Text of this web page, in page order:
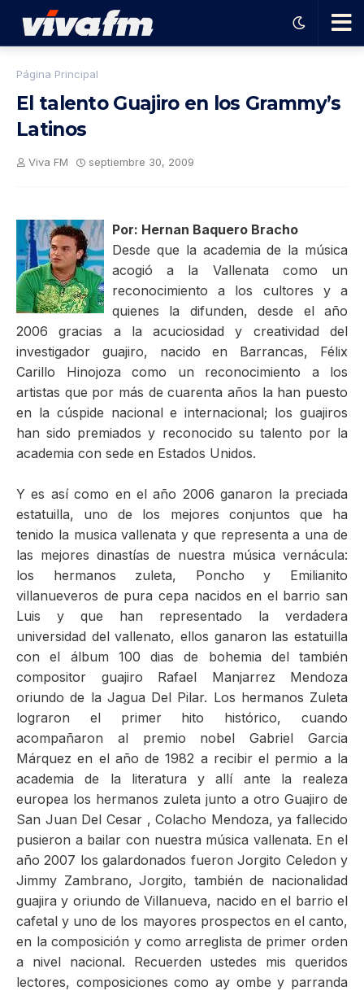
Ha
el
pro
gra
ma
Página Principal
El talento Guajiro en los Grammy’s
Latinos
Viva FM septiembre 30, 2009
Por: Hernan Baquero Bracho
Desde que la academia de la música
acogió a la Vallenata como un
reconocimiento a los cultores y a
quienes la difunden, desde el año
2006 gracias a la acuciosidad y creatividad del
investigador guajiro, nacido en Barrancas, Félix
Carillo Hinojoza como un reconocimiento a los
artistas que por más de cuarenta años la han puesto
en la cúspide nacional e internacional; los guajiros
han sido premiados y reconocido su talento por la
academia con sede en Estados Unidos.
Y es así como en el año 2006 ganaron la preciada
estatuilla, uno de los mejores conjuntos que ha
tenido la musica vallenata y que representa a una de
las mejores dinastías de nuestra música vernácula:
los hermanos zuleta, Poncho y Emilianito
villanueveros de pura cepa nacidos en el barrio san
Luis y que han representado la verdadera
universidad del vallenato, ellos ganaron las estatuilla
con el álbum 100 dias de bohemia del también
compositor guajiro Rafael Manjarrez Mendoza
oriundo de la Jagua Del Pilar. Los hermanos Zuleta
lograron el primer hito histórico, cuando
acompañaron al premio nobel Gabriel Garcia
Márquez en el año de 1982 a recibir el permio a la
academia de la literatura y allí ante la realeza
europea los hermanos zuleta junto a otro Guajiro de
San Juan Del Cesar , Colacho Mendoza, ya fallecido
pusieron a bailar con nuestra música vallenata. En el
año 2007 los galardonados fueron Jorgito Celedon y
Jimmy Zambrano, Jorgito, también de nacionalidad
guajira y oriundo de Villanueva, nacido en el barrio el
cafetal y uno de los mayores prospectos en el canto,
en la composición y como arreglista de primer orden
a nivel nacional. Recuerden ustedes mis queridos
lectores, composiciones como ay ombe y parranda